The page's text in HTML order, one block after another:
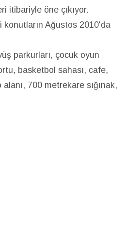
itibariyle öne çıkıyor.
Ağustos 2010'da
parkurları, çocuk oyun
basketbol sahası, cafe,
700 metrekare sığınak,